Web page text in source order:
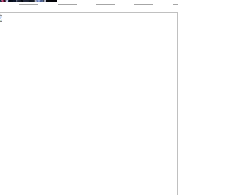
উপমহাদেশের প্রভাবশালী ১০ সুফি